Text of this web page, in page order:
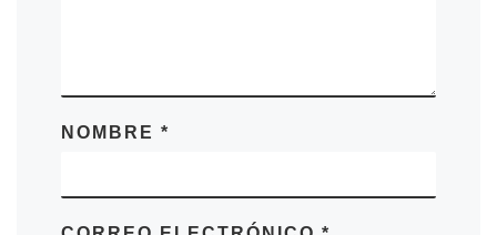
NOMBRE *